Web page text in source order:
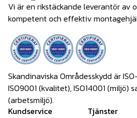
Vi är en rikstäckande leverantör av
kompetent och effektiv
Skandinaviska Områdesskydd är
ISO9001 (kvalitet), ISO14001 (miljö)
(arbetsmiljö).
Kundservice
Tjänster